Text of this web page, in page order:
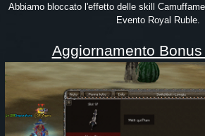
Abbiamo bloccato l'effetto delle skill
Evento Royal Ruble.
Aggiornamento